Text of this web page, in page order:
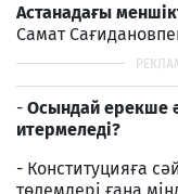
Астанадағы
Самат
- Осындай ерекше
итермеледі?
- Конституцияға
төлемдері ғана